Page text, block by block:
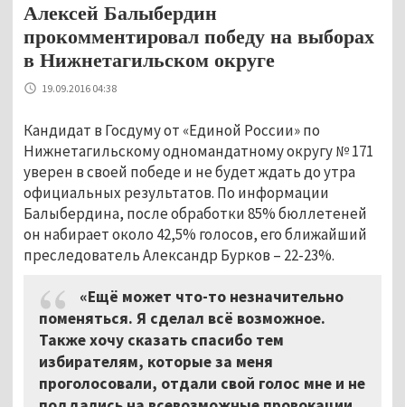
Алексей Балыбердин
прокомментировал победу на выборах
в Нижнетагильском округе
19.09.2016 04:38
Кандидат в Госдуму от «Единой России» по
Нижнетагильскому одномандатному округу № 171
уверен в своей победе и не будет ждать до утра
официальных результатов. По информации
Балыбердина, после обработки 85% бюллетеней
он набирает около 42,5% голосов, его ближайший
преследователь Александр Бурков – 22-23%.
«Ещё может что-то незначительно
поменяться. Я сделал всё возможное.
Также хочу сказать спасибо тем
избирателям, которые за меня
проголосовали, отдали свой голос мне и не